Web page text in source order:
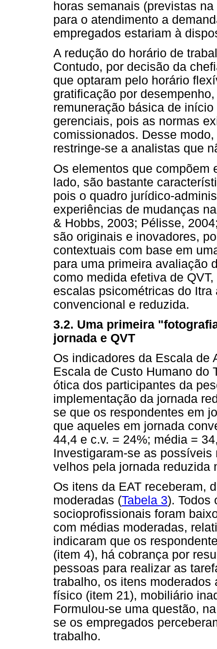
horas semanais (previstas na
para o atendimento a
empregados estariam à
A redução do horário de
Contudo, por decisão da
que optaram pelo horário
gratificação por
remuneração básica de
gerenciais, pois as normas
comissionados. Desse
restringe-se a analistas que
Os elementos que compõem
lado, são bastante
pois o quadro jurídico-
experiências de mudanças
& Hobbs, 2003; Pélisse,
são originais e inovadores,
contextuais com base em
para uma primeira avaliação
como medida efetiva de
escalas psicométricas do
convencional e reduzida.
3.2. Uma primeira
jornada e QVT
Os indicadores da Escala de
Escala de Custo Humano do
ótica dos participantes da
implementação da jornada
se que os respondentes em
que aqueles em jornada
44,4 e c.v. = 24%; média =
Investigaram-se as
velhos pela jornada reduzida
Os itens da EAT receberam,
moderadas (Tabela 3). Todos
socioprofissionais foram
com médias moderadas,
indicaram que os
(item 4), há cobrança por
pessoas para realizar as
trabalho, os itens
físico (item 21), mobiliário
Formulou-se uma questão,
se os empregados
trabalho.